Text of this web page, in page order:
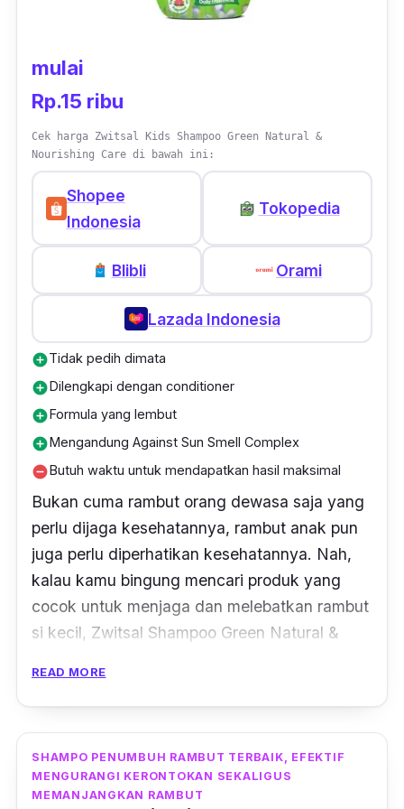
gak rontok lagi belum. Wanginya kayak obat.
ada busanya dan ini harganya lumayan
terjangkau. Semoga rambut aku jadi gak
Female Daily
mulai
Rp.15 ribu
Cek harga Zwitsal Kids Shampoo Green Natural &
Nourishing Care di bawah ini:
Shopee
Indonesia
Tokopedia
Blibli Orami
Lazada Indonesia
add_circleTidak pedih dimata
add_circleDilengkapi dengan conditioner
add_circleFormula yang lembut
add_circleMengandung Against Sun Smell Complex
remove_circleButuh waktu untuk mendapatkan hasil maksimal
Bukan cuma rambut orang dewasa saja yang
perlu dijaga kesehatannya, rambut anak pun
juga perlu diperhatikan kesehatannya. Nah,
kalau kamu bingung mencari produk yang
cocok untuk menjaga dan melebatkan rambut
si kecil, Zwitsal Shampoo Green Natural &
Memiliki banyak varian produk yang
dikhususkan bagi anak, shampo Zwitsal ini
memiliki aroma yang lembut, tidak terlalu
READ MORE
SHAMPO PENUMBUH RAMBUT TERBAIK, EFEKTIF
MENGURANGI KERONTOKAN SEKALIGUS
MEMANJANGKAN RAMBUT